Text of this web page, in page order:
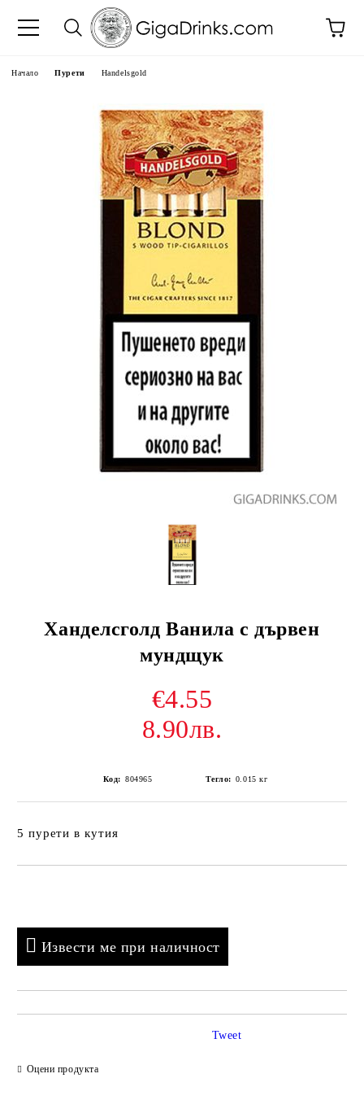
Начало Пурети Handelsgold
Ханделсголд Ванила с дървен
мундщук
€4.55
8.90лв.
Код: 804965 Тегло: 0.015 кг
5 пурети в кутия
Извести ме при наличност
Оцени продукта
Tweet